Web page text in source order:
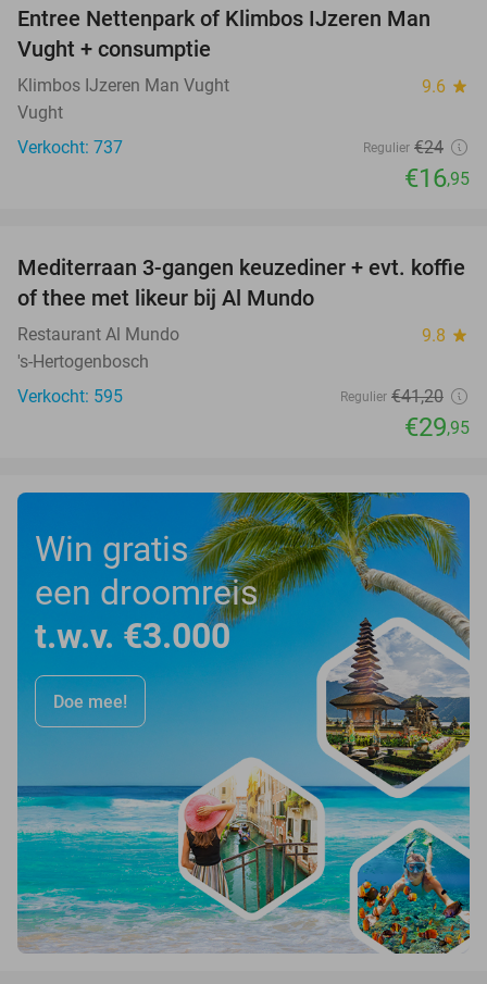
29%
Entree Nettenpark of Klimbos IJzeren Man
Vught + consumptie
Klimbos IJzeren Man Vught 9.6 star
Vught
Verkocht: 737
Regulier €24
€16,95
27%
Mediterraan 3-gangen keuzediner + evt. koffie
of thee met likeur bij Al Mundo
Restaurant Al Mundo 9.8 star
's-Hertogenbosch
Verkocht: 595
Regulier €41,20
€29,95
Win gratis
een droomreis
t.w.v. €3.000
Doe mee!